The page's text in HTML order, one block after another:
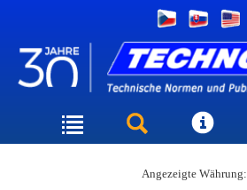
Angezeigte Währung: